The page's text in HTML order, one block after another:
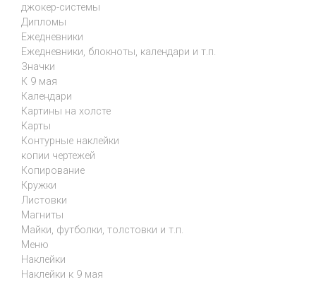
джокер-системы
Дипломы
Ежедневники
Ежедневники, блокноты, календари и т.п.
Значки
К 9 мая
Календари
Картины на холсте
Карты
Контурные наклейки
копии чертежей
Копирование
Кружки
Листовки
Магниты
Майки, футболки, толстовки и т.п.
Меню
Наклейки
Наклейки к 9 мая